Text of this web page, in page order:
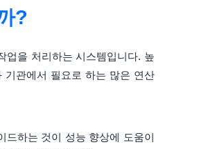
?
업을 처리하는 시스템입니다. 높
기관에서 필요로 하는 많은 연산
드하는 것이 성능 향상에 도움이